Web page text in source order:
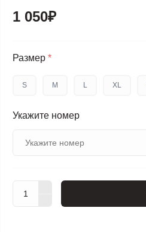
1 050₽
Размер *
S M L XL
Укажите номер